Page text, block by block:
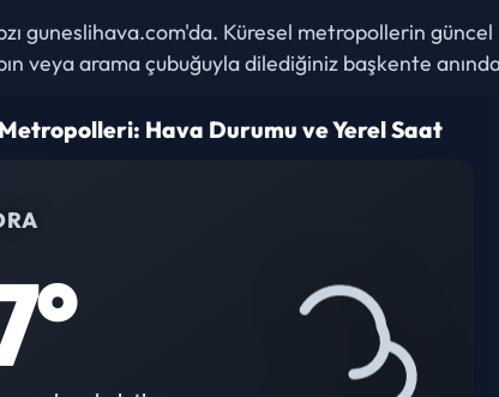
guneslihava.com'da. Küresel metropollerin
veya arama çubuğuyla dilediğiniz başkente
Hava Durumu ve Yerel Saat